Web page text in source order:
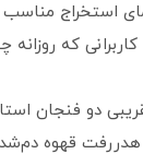
استخراج مناسب
کاربرانی که
معادل تقریبی دو
قهوه